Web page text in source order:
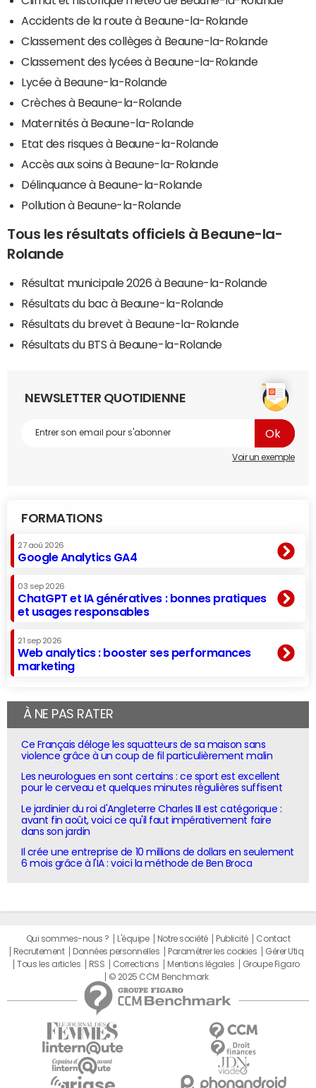
Accidents de la route à Beaune-la-Rolande
Classement des collèges à Beaune-la-Rolande
Classement des lycées à Beaune-la-Rolande
Lycée à Beaune-la-Rolande
Crèches à Beaune-la-Rolande
Maternités à Beaune-la-Rolande
Etat des risques à Beaune-la-Rolande
Accès aux soins à Beaune-la-Rolande
Délinquance à Beaune-la-Rolande
Pollution à Beaune-la-Rolande
Tous les résultats officiels à Beaune-la-
Rolande
Résultat municipale 2026 à Beaune-la-Rolande
Résultats du bac à Beaune-la-Rolande
Résultats du brevet à Beaune-la-Rolande
Résultats du BTS à Beaune-la-Rolande
NEWSLETTER QUOTIDIENNE
Voir un exemple
FORMATIONS
27 aoû 2026
Google Analytics GA4
03 sep 2026
ChatGPT et IA génératives : bonnes pratiques
et usages responsables
21 sep 2026
Web analytics : booster ses performances
marketing
À NE PAS RATER
Ce Français déloge les squatteurs de sa maison sans
violence grâce à un coup de fil particulièrement malin
Les neurologues en sont certains : ce sport est excellent
pour le cerveau et quelques minutes régulières suffisent
Le jardinier du roi d'Angleterre Charles III est catégorique :
avant fin août, voici ce qu'il faut impérativement faire
dans son jardin
Il crée une entreprise de 10 millions de dollars en seulement
6 mois grâce à l'IA : voici la méthode de Ben Broca
Qui sommes-nous ? L'équipe Notre société Publicité
Contact
Recrutement
Données personnelles Paramétrer les cookies
Gérer Utiq
Tous les articles
RSS Corrections Mentions légales
Groupe Figaro
© 2025 CCM Benchmark